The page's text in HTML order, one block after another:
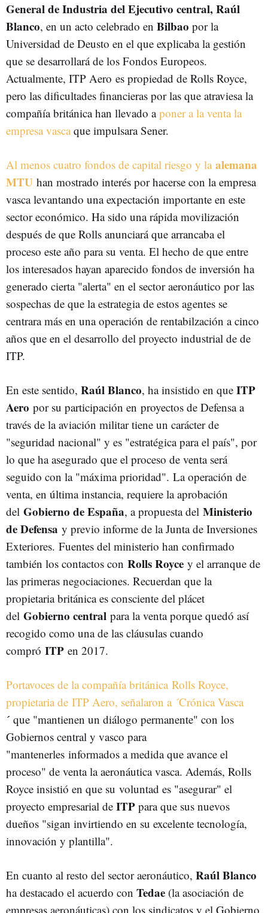
General de Industria del Ejecutivo central, Raúl
Blanco, en un acto celebrado en Bilbao por la
Universidad de Deusto en el que explicaba la gestión
que se desarrollará de los Fondos Europeos.
Actualmente, ITP Aero es propiedad de Rolls Royce,
pero las dificultades financieras por las que atraviesa la
compañía británica han llevado aponer a la venta la
empresa vascaque impulsara Sener.
Al menos cuatro fondos de capital riesgo y la alemana
MTU han mostrado interés por hacerse con la empresa
vasca levantando una expectación importante en este
sector económico. Ha sido una rápida movilización
después de que Rolls anunciará que arrancaba el
proceso este año para su venta. El hecho de que entre
los interesados hayan aparecido fondos de inversión ha
generado cierta "alerta" en el sector aeronáutico por las
sospechas de que la estrategia de estos agentes se
centrara más en una operación de rentabilzación a cinco
años que en el desarrollo del proyecto industrial de de
ITP.
En este sentido, Raúl Blanco, ha insistido en que ITP
Aero por su participación en proyectos de Defensa a
través de la aviación militar tiene un carácter de
"seguridad nacional" y es "estratégica para el país", por
lo que ha asegurado que el proceso de venta será
seguido con la "máxima prioridad". La operación de
venta, en última instancia, requiere la aprobación
del Gobierno de España, a propuesta del Ministerio
de Defensa y previo informe de la Junta de Inversiones
Exteriores. Fuentes del ministerio han confirmado
también los contactos con Rolls Royce y el arranque de
las primeras negociaciones. Recuerdan que la
propietaria británica es consciente del plácet
del Gobierno central para la venta porque quedó así
recogido como una de las cláusulas cuando
compró ITP en 2017.
Portavoces de la compañía británica Rolls Royce,
propietaria de ITP Aero, señalaron a ´Crónica Vasca
´ que "mantienen un diálogo permanente" con los
Gobiernos central y vasco para
"mantenerles informados a medida que avance el
proceso" de venta la aeronáutica vasca. Además, Rolls
Royce insistió en que su voluntad es "asegurar" el
proyecto empresarial de ITP para que sus nuevos
dueños "sigan invirtiendo en su excelente tecnología,
innovación y plantilla".
En cuanto al resto del sector aeronáutico, Raúl Blanco
ha destacado el acuerdo con Tedae (la asociación de
empresas aeronáuticas) con los sindicatos y el Gobierno